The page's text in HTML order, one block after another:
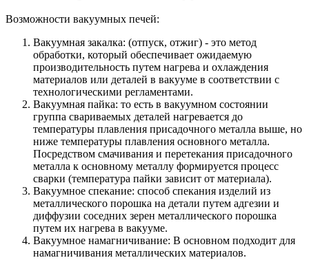
Возможности вакуумных печей:
Вакуумная закалка: (отпуск, отжиг) - это метод
обработки, который обеспечивает ожидаемую
производительность путем нагрева и охлаждения
материалов или деталей в вакууме в соответствии с
технологическими регламентами.
Вакуумная пайка: то есть в вакуумном состоянии
группа свариваемых деталей нагревается до
температуры плавления присадочного металла выше, но
ниже температуры плавления основного металла.
Посредством смачивания и перетекания присадочного
металла к основному металлу формируется процесс
сварки (температура пайки зависит от материала).
Вакуумное спекание: способ спекания изделий из
металлического порошка на детали путем адгезии и
диффузии соседних зерен металлического порошка
путем их нагрева в вакууме.
Вакуумное намагничивание: В основном подходит для
намагничивания металлических материалов.